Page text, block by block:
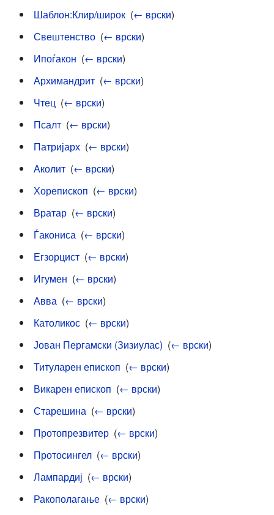
Шаблон:Клир/широк (← врски)
Свештенство (← врски)
Ипоѓакон (← врски)
Архимандрит (← врски)
Чтец (← врски)
Псалт (← врски)
Патријарх (← врски)
Аколит (← врски)
Хорепископ (← врски)
Вратар (← врски)
Ѓакониса (← врски)
Егзорцист (← врски)
Игумен (← врски)
Авва (← врски)
Католикос (← врски)
Јован Пергамски (Зизиулас) (← врски)
Титуларен епископ (← врски)
Викарен епископ (← врски)
Старешина (← врски)
Протопрезвитер (← врски)
Протосингел (← врски)
Лампардиј (← врски)
Ракополагање (← врски)